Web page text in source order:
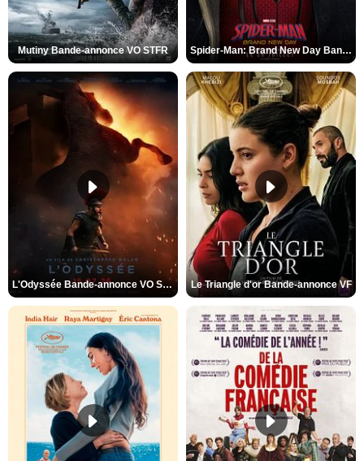
Mutiny Bande-annonce VO STFR Spider-Man: Brand New Day Bande-annonce VO STFR
L'Odyssée Bande-annonce VO STFR Le Triangle d'or Bande-annonce VF